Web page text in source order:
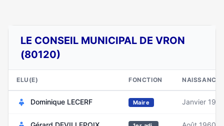
LE CONSEIL MUNICIPAL DE VRON
(80120)
ELU(E) FONCTION NAISSANCE
Dominique LECERF Maire Janvier 1967